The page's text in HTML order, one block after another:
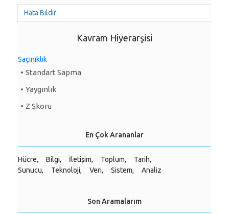
Hata Bildir
Kavram Hiyerarşisi
Saçınıklık
Standart Sapma
Yaygınlık
Z Skoru
En Çok Arananlar
Hücre, Bilgi, İletişim, Toplum,
Tarih,
Sunucu,
Teknoloji, Veri, Sistem, Analiz
Son Aramalarım